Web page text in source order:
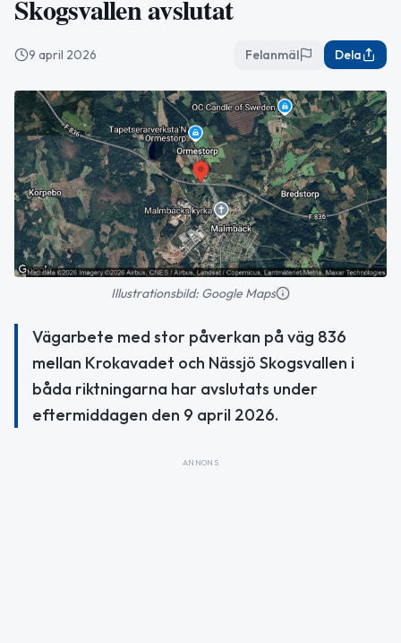
Skogsvallen avslutat
9 april 2026 Felanmäl Dela
Illustrationsbild: Google Maps
Vägarbete med stor påverkan på väg 836
mellan Krokavadet och Nässjö Skogsvallen i
båda riktningarna har avslutats under
eftermiddagen den 9 april 2026.
ANNONS